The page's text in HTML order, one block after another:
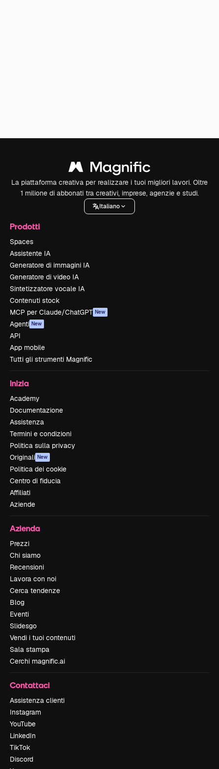
La piattaforma creativa per realizzare i tuoi migliori lavori. Oltre
1 milione di abbonati tra creativi, imprese, agenzie e studi.
Italiano
Prodotti
Spaces
Assistente IA
Generatore di immagini IA
Generatore di video IA
Sintetizzatore vocale IA
Contenuti stock
MCP per Claude/ChatGPT New
Agenti New
API
App mobile
Tutti gli strumenti Magnific
Inizia
Academy
Documentazione
Assistenza
Termini e condizioni
Politica sulla privacy
Originali New
Politica dei cookie
Centro di fiducia
Affiliati
Aziende
Azienda
Prezzi
Chi siamo
Recensioni
Lavora con noi
Cerca tendenze
Blog
Eventi
Slidesgo
Vendi i tuoi contenuti
Sala stampa
Cerchi magnific.ai
Contattaci
Assistenza clienti
Instagram
YouTube
LinkedIn
TikTok
Discord